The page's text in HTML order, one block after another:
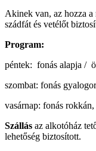
Akinek van, az hozza a
szádfát és vetélőt
Program:
péntek: fonás alapja /
szombat: fonás
vasárnap: fonás
Szállás az alkotóház
lehetőség biztosított.